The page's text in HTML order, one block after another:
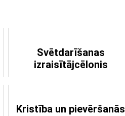
Svētdarīšanas
izraisītājcēlonis
Kristība un pievēršanās